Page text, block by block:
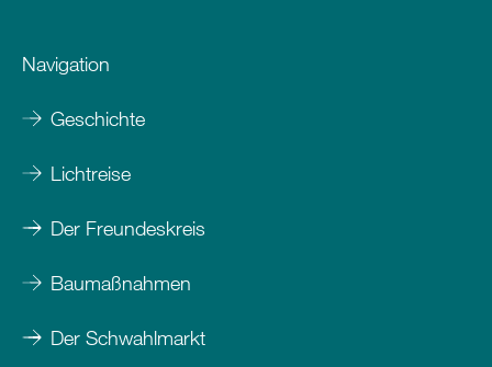
Navigation
Geschichte
Lichtreise
Der Freundeskreis
Baumaßnahmen
Der Schwahlmarkt